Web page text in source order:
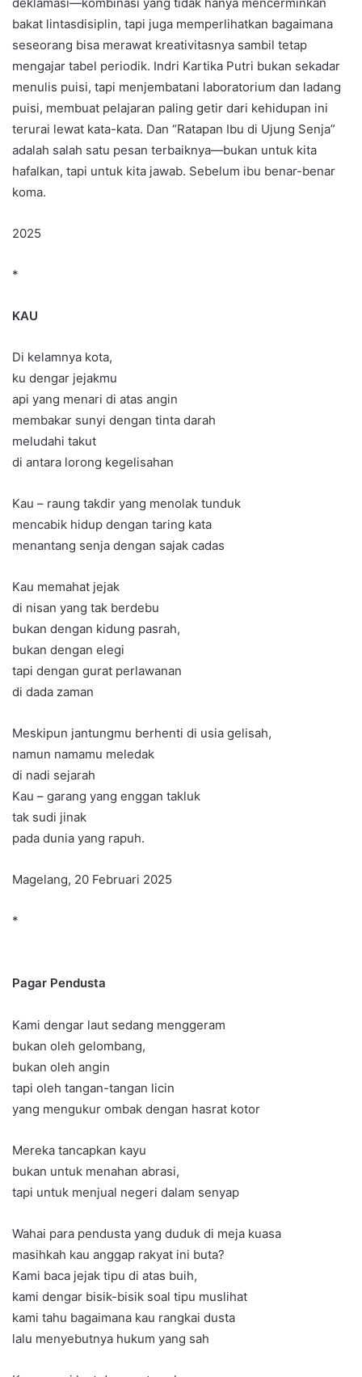
bakat lintasdisiplin, tapi juga memperlihatkan bagaimana
seseorang bisa merawat kreativitasnya sambil tetap
mengajar tabel periodik. Indri Kartika Putri bukan sekadar
menulis puisi, tapi menjembatani laboratorium dan ladang
puisi, membuat pelajaran paling getir dari kehidupan ini
terurai lewat kata-kata. Dan “Ratapan Ibu di Ujung Senja”
adalah salah satu pesan terbaiknya—bukan untuk kita
hafalkan, tapi untuk kita jawab. Sebelum ibu benar-benar
koma.
2025
*
KAU
Di kelamnya kota,
ku dengar jejakmu
api yang menari di atas angin
membakar sunyi dengan tinta darah
meludahi takut
di antara lorong kegelisahan
Kau – raung takdir yang menolak tunduk
mencabik hidup dengan taring kata
menantang senja dengan sajak cadas
Kau memahat jejak
di nisan yang tak berdebu
bukan dengan kidung pasrah,
bukan dengan elegi
tapi dengan gurat perlawanan
di dada zaman
Meskipun jantungmu berhenti di usia gelisah,
namun namamu meledak
di nadi sejarah
Kau – garang yang enggan takluk
tak sudi jinak
pada dunia yang rapuh.
Magelang, 20 Februari 2025
*
Pagar Pendusta
Kami dengar laut sedang menggeram
bukan oleh gelombang,
bukan oleh angin
tapi oleh tangan-tangan licin
yang mengukur ombak dengan hasrat kotor
Mereka tancapkan kayu
bukan untuk menahan abrasi,
tapi untuk menjual negeri dalam senyap
Wahai para pendusta yang duduk di meja kuasa
masihkah kau anggap rakyat ini buta?
Kami baca jejak tipu di atas buih,
kami dengar bisik-bisik soal tipu muslihat
kami tahu bagaimana kau rangkai dusta
lalu menyebutnya hukum yang sah